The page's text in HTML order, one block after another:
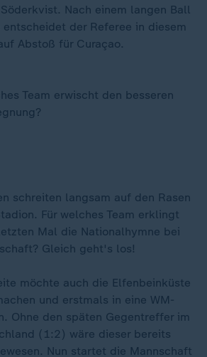
Nach einem langen Ball
der Referee in diesem
Abstoß für Curaçao.
Team erwischt den besseren
schreiten langsam auf den Rasen
Für welches Team erklingt
Mal die Nationalhymne bei
Gleich geht's los!
möchte auch die Elfenbeinküste
und erstmals in eine WM-
Ohne den späten Gegentreffer im
(1:2) wäre dieser bereits
Nun startet die Mannschaft